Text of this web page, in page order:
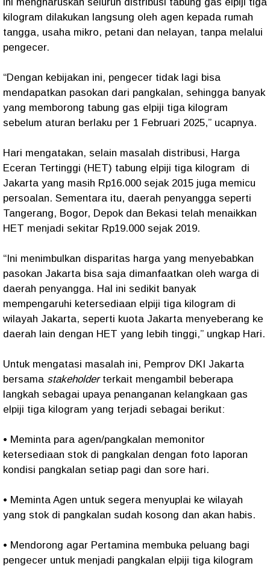
kilogram dilakukan langsung oleh agen kepada rumah
tangga, usaha mikro, petani dan nelayan, tanpa melalui
pengecer.
“Dengan kebijakan ini, pengecer tidak lagi bisa
mendapatkan pasokan dari pangkalan, sehingga banyak
yang memborong tabung gas elpiji tiga kilogram
sebelum aturan berlaku per 1 Februari 2025,” ucapnya.
Hari mengatakan, selain masalah distribusi, Harga
Eceran Tertinggi (HET) tabung elpiji tiga kilogram di
Jakarta yang masih Rp16.000 sejak 2015 juga memicu
persoalan. Sementara itu, daerah penyangga seperti
Tangerang, Bogor, Depok dan Bekasi telah menaikkan
HET menjadi sekitar Rp19.000 sejak 2019.
“Ini menimbulkan disparitas harga yang menyebabkan
pasokan Jakarta bisa saja dimanfaatkan oleh warga di
daerah penyangga. Hal ini sedikit banyak
mempengaruhi ketersediaan elpiji tiga kilogram di
wilayah Jakarta, seperti kuota Jakarta menyeberang ke
daerah lain dengan HET yang lebih tinggi,” ungkap Hari.
Untuk mengatasi masalah ini, Pemprov DKI Jakarta
bersama stakeholderterkait mengambil beberapa
langkah sebagai upaya penanganan kelangkaan gas
elpiji tiga kilogram yang terjadi sebagai berikut:
• Meminta para agen/pangkalan memonitor
ketersediaan stok di pangkalan dengan foto laporan
kondisi pangkalan setiap pagi dan sore hari.
• Meminta Agen untuk segera menyuplai ke wilayah
yang stok di pangkalan sudah kosong dan akan habis.
• Mendorong agar Pertamina membuka peluang bagi
pengecer untuk menjadi pangkalan elpiji tiga kilogram